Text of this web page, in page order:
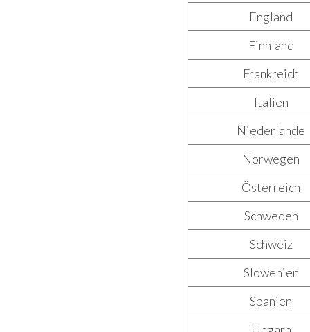
England
Finnland
Frankreich
Italien
Niederlande
Norwegen
Österreich
Schweden
Schweiz
Slowenien
Spanien